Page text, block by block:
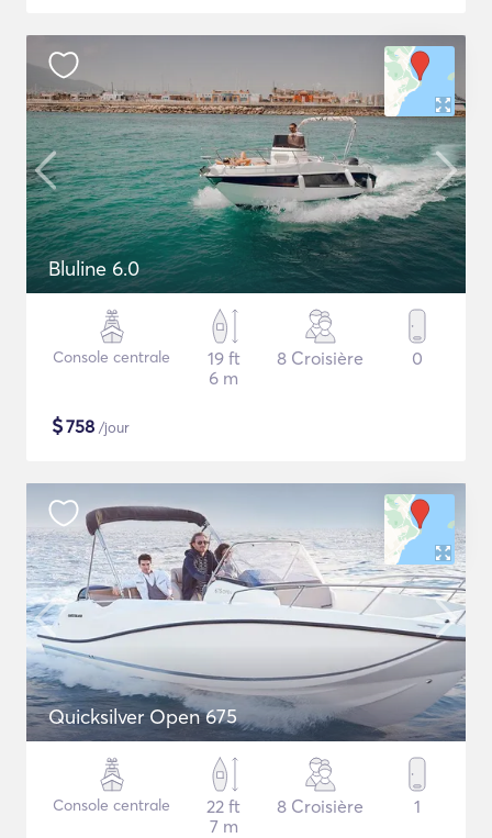
Bluline 6.0
Console centrale
19 ft
6 m
8 Croisière 0
$758 /jour
Quicksilver Open 675
Console centrale
22 ft
7 m
8 Croisière 1